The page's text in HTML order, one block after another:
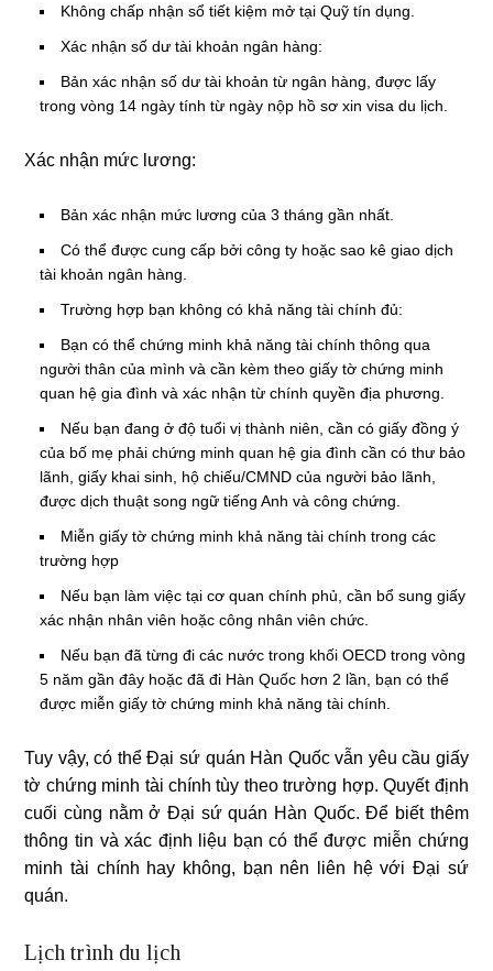
Không chấp nhận sổ tiết kiệm mở tại Quỹ tín dụng.
Xác nhận số dư tài khoản ngân hàng:
Bản xác nhận số dư tài khoản từ ngân hàng, được lấy
trong vòng 14 ngày tính từ ngày nộp hồ sơ xin visa du lịch.
Xác nhận mức lương:
Bản xác nhận mức lương của 3 tháng gần nhất.
Có thể được cung cấp bởi công ty hoặc sao kê giao dịch
tài khoản ngân hàng.
Trường hợp bạn không có khả năng tài chính đủ:
Bạn có thể chứng minh khả năng tài chính thông qua
người thân của mình và cần kèm theo giấy tờ chứng minh
quan hệ gia đình và xác nhận từ chính quyền địa phương.
Nếu bạn đang ở độ tuổi vị thành niên, cần có giấy đồng ý
của bố mẹ phải chứng minh quan hệ gia đình cần có thư bảo
lãnh, giấy khai sinh, hộ chiếu/CMND của người bảo lãnh,
được dịch thuật song ngữ tiếng Anh và công chứng.
Miễn giấy tờ chứng minh khả năng tài chính trong các
trường hợp
Nếu bạn làm việc tại cơ quan chính phủ, cần bổ sung giấy
xác nhận nhân viên hoặc công nhân viên chức.
Nếu bạn đã từng đi các nước trong khối OECD trong vòng
5 năm gần đây hoặc đã đi Hàn Quốc hơn 2 lần, bạn có thể
được miễn giấy tờ chứng minh khả năng tài chính.
Tuy vậy, có thể Đại sứ quán Hàn Quốc vẫn yêu cầu giấy
tờ chứng minh tài chính tùy theo trường hợp. Quyết định
cuối cùng nằm ở Đại sứ quán Hàn Quốc. Để biết thêm
thông tin và xác định liệu bạn có thể được miễn chứng
minh tài chính hay không, bạn nên liên hệ với Đại sứ
quán.
Lịch trình du lịch